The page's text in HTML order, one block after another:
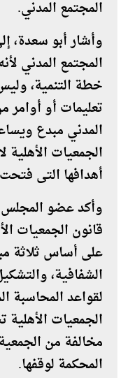
المجتمع المدني.
وأشار أبو سعدة،
المجتمع المدني
خطة التنمية،
تعليمات أو أوامر
المدني مبدع
الجمعيات
أهدافها التى
وأكد عضو المجلس
قانون الجمعيات
على أساس ثلاثة
الشفافية،
لقواعد المحاسبة
الجمعيات
مخالفة من
المحكمة لوقفها.